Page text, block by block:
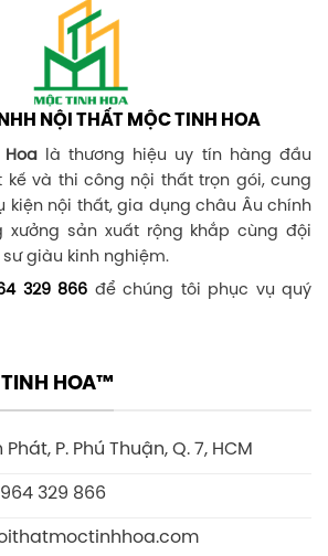
NỘI THẤT MỘC TINH HOA
Hoalà thương hiệu uy tín hàng đầu
kế và thi công nội thất trọn gói, cung
kiện nội thất, gia dụng châu Âu chính
xưởng sản xuất rộng khắp cùng đội
giàu kinh nghiệm.
329 866 để chúng tôi phục vụ quý
HOA™
P. Phú Thuận, Q. 7, HCM
329 866